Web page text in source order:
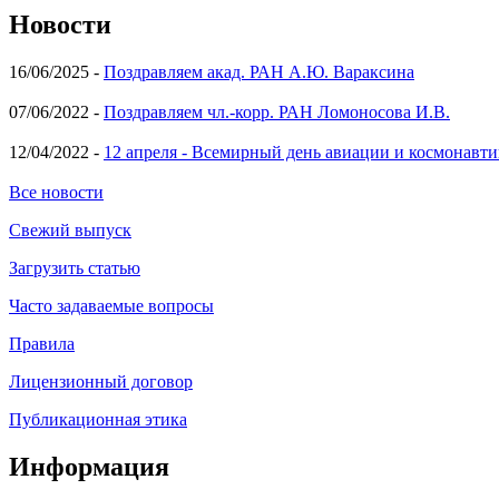
Новости
16/06/2025 - Поздравляем акад. РАН А.Ю. Вараксина
07/06/2022 - Поздравляем чл.-корр. РАН Ломоносова И.В.
12/04/2022 - 12 апреля - Всемирный день авиации и
Все новости
Свежий выпуск
Загрузить статью
Часто задаваемые вопросы
Правила
Лицензионный договор
Публикационная этика
Информация